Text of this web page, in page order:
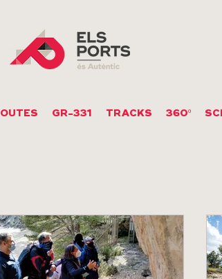
GR-331 TRACKS 360º